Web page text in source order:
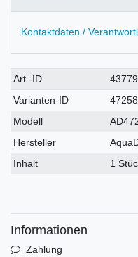
Kontaktdaten /
Technisches
Merkmal
Wert
Art.-ID
Varianten-ID
Modell
Hersteller
Inhalt
1
Informationen
Zahlung